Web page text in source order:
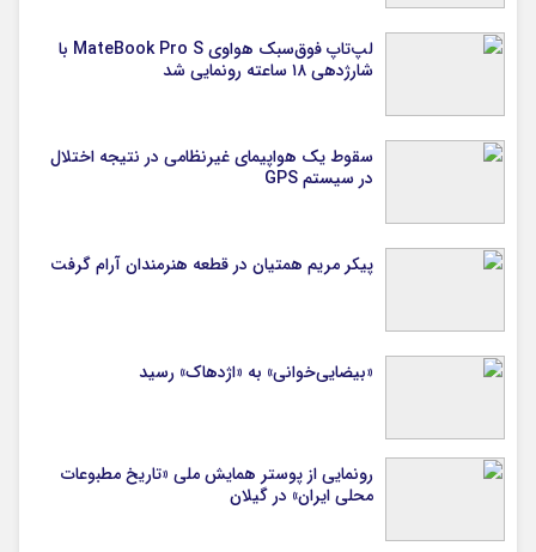
لپ‌تاپ فوق‌سبک هواوی MateBook Pro S با
شارژدهی ۱۸ ساعته رونمایی شد
سقوط یک هواپیمای غیرنظامی در نتیجه اختلال
در سیستم‌ GPS
پیکر مریم همتیان در قطعه هنرمندان آرام گرفت
«بیضایی‌خوانی» به «اژدهاک» رسید
رونمایی از پوستر همایش ملی «تاریخ مطبوعات
محلی ایران» در گیلان